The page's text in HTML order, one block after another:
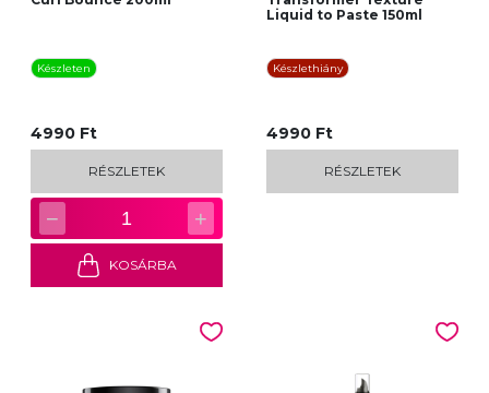
mindenki igényét kielégítsék
Készleten
4990 Ft
RÉSZLETEK
− 1 +
KOSÁRBA
Liquid to Paste 150ml
Készlethiány
4990 Ft
RÉSZLETEK